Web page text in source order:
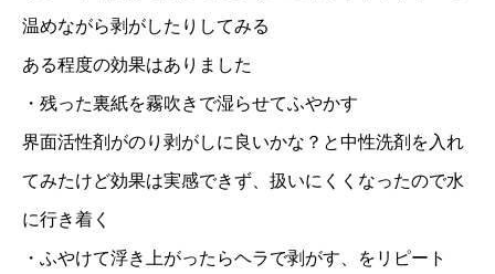
温めながら剥がしたりしてみる
ある程度の効果はありました
・残った裏紙を霧吹きで湿らせてふやかす
界面活性剤がのり剥がしに良いかな？と中性洗剤を入れ
てみたけど効果は実感できず、扱いにくくなったので水
に行き着く
・ふやけて浮き上がったらヘラで剥がす、をリピート